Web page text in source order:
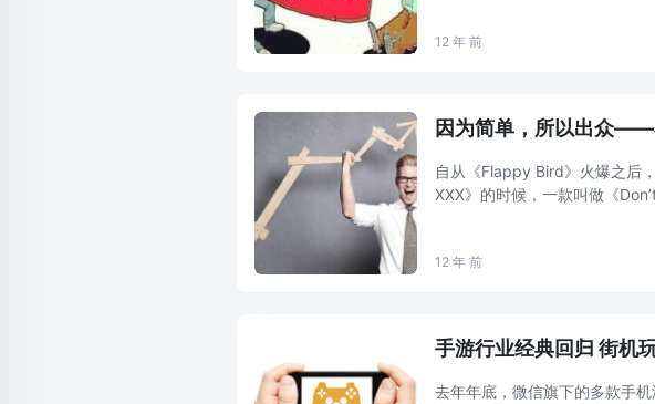
12 年 前
因为简单，所以出众
自从《Flappy Bird》火爆之后
XXX》的时候，一款叫做《
12 年 前
手游行业经典回归 街机
去年年底，微信旗下的多款手